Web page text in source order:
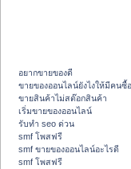
อยากขายของดี
ขายของออนไลน์ยังไงให้มีคนซื้อ
ขายสินค้าไม่สต๊อกสินค้า
เริ่มขายของออนไลน์
รับทำ seo ด่วน
smf โพสฟรี
smf ขายของออนไลน์อะไรดี
smf โพสฟรี